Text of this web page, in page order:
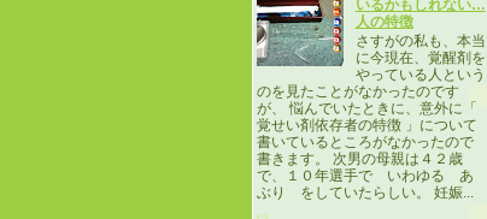
いるかもしれない…
人の特徴
さすがの私も、本当
に今現在、覚醒剤を
やっている人という
のを見たことがなかったのです
が、 悩んでいたときに、意外に「
覚せい剤依存者の特徴 」について
書いているところがなかったので
書きます。 次男の母親は４２歳
で、１０年選手で いわゆる あ
ぶり をしていたらしい。 妊娠...